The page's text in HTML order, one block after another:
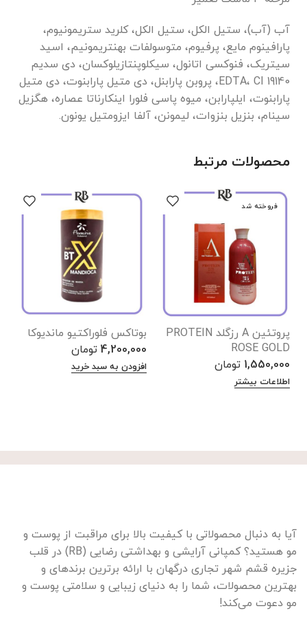
آب (آب)، ستیل الکل، ستیل الکل، کلرید ستریمونیوم،
پارافینوم مایع، پرفیوم، متوسولفات بهنتریمونیم، اسید
سیتریک، فنوکسی اتانول، سیکلوپنتازیلوکسان، دی سدیم
EDTA، CI 19140، پروبن پارابنل، دی متیل پارابنوت، دی متیل
پارابنوت، ایلپارابن، میوه پاسی فلورا اینکارناتا عصاره، هگزیل
سینام، بنزیل بنزوات، لیمونن، آلفا ایزومتیل یونون.
محصولات مرتبط
فروخته شد
پروتئین A رزگلد PROTEIN
ROSE GOLD
1,550,000 تومان
اطلاعات بیشتر
بوتاکس فلوراکتیو ماندیوکا
4,200,000 تومان
افزودن به سبد خرید
آیا به دنبال محصولاتی با کیفیت بالا برای مراقبت از پوست و
مو هستید؟ کمپانی آرایشی و بهداشتی رضایی (RB) در قلب
جزیره قشم شهر تجاری درگهان با ارائه برترین برندهای و
بهترین محصولات، شما را به دنیای زیبایی و سلامتی پوست و
مو دعوت می‌کند!